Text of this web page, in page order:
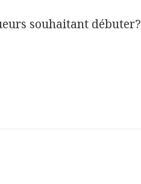
souhaitant débuter?